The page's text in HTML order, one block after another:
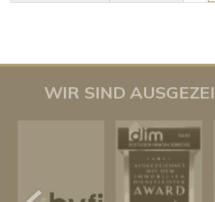
WIR SIND